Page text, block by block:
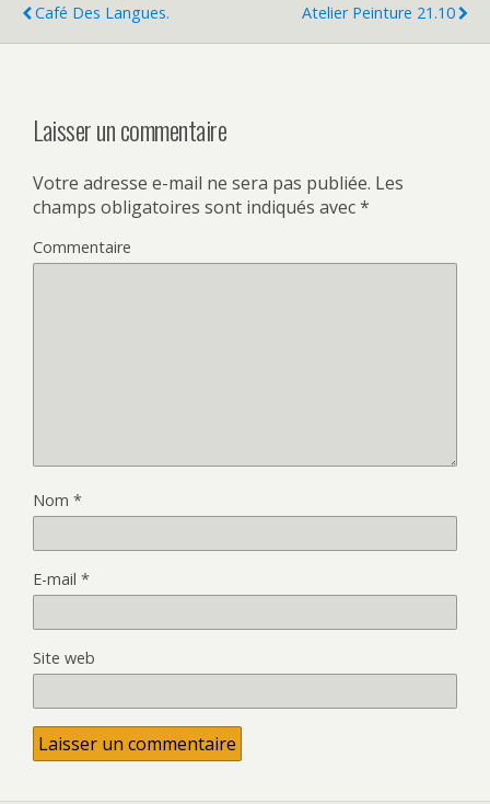
Café Des Langues.
Atelier Peinture 21.10
Laisser un commentaire
Votre adresse e-mail ne sera pas publiée. Les
champs obligatoires sont indiqués avec*
Commentaire
Nom *
E-mail *
Site web